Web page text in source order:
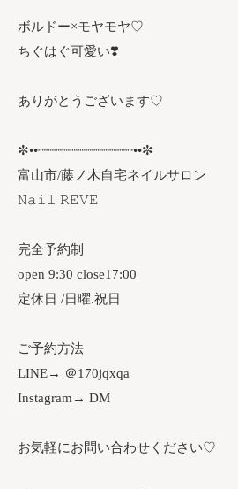
ボルドー×モヤモヤ♡⁡
⁡ちぐはぐ可愛い❣️
ありがとうございます♡
✼••┈┈┈┈┈┈┈┈┈┈┈┈••✼
富山市/藤ノ木自宅ネイルサロン
𝙽𝚊𝚒𝚕 𝚁𝙴𝚅𝙴
完全予約制
open 9:30 close17:00
定休日 /日曜.祝日
ご予約方法
LINE→ ＠170jqxqa
Instagram→ DM
お気軽にお問い合わせください♡